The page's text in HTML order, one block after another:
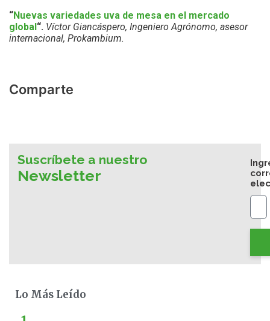
Comparte
“Nuevas variedades uva de mesa en el mercado
global“. Víctor Giancáspero, Ingeniero Agrónomo, asesor
internacional, Prokambium.
Suscríbete a nuestro
Newsletter
Lo Más Leído